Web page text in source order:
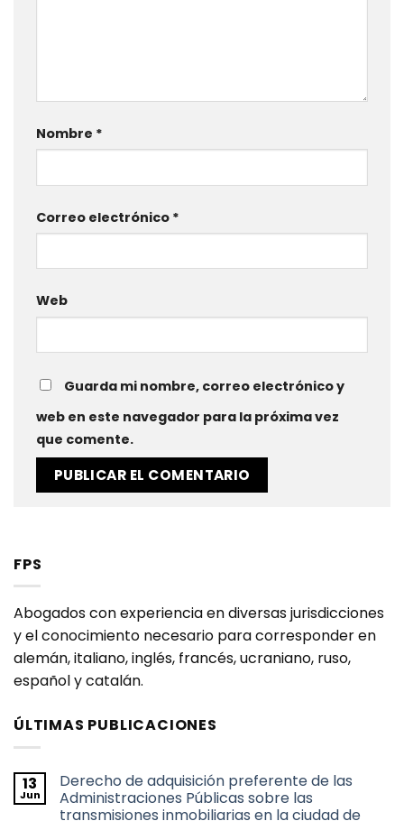
Nombre *
Correo electrónico *
Web
Guarda mi nombre, correo electrónico y
web en este navegador para la próxima vez
que comente.
FPS
Abogados con experiencia en diversas jurisdicciones
y el conocimiento necesario para corresponder en
alemán, italiano, inglés, francés, ucraniano, ruso,
español y catalán.
ÚLTIMAS PUBLICACIONES
13
Jun
Derecho de adquisición preferente de las
Administraciones Públicas sobre las
transmisiones inmobiliarias en la ciudad de